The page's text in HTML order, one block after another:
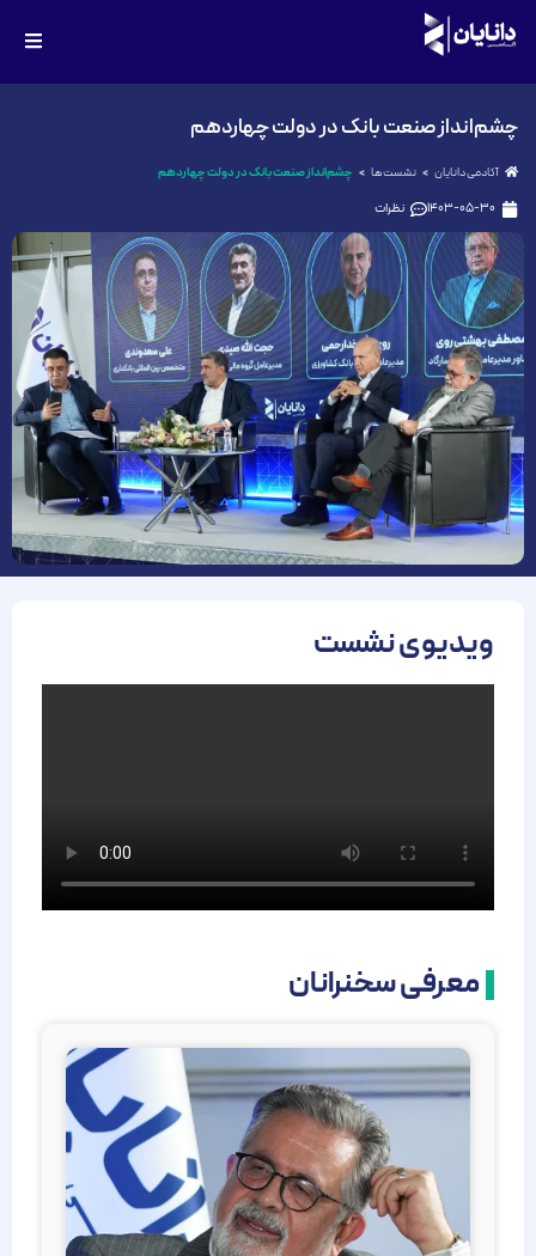
چشم‌انداز صنعت بانک در دولت چهاردهم
آکادمی دانایان نشست‌ها چشم‌انداز صنعت بانک در دولت چهاردهم
1403-05-30 نظرات
ویدیوی نشست
معرفی سخنرانان